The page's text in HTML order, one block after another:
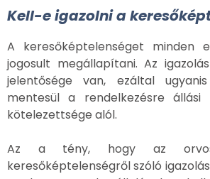
Kell-e igazolni a
A keresőképtelenséget minden
jogosult megállapítani. Az
jelentősége van, ezáltal
mentesül a rendelkezésre állási
kötelezettsége alól.
Az a tény, hogy az
keresőképtelenségről szóló